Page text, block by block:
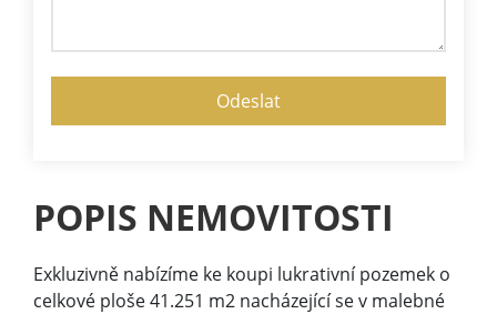
POPIS NEMOVITOSTI
Exkluzivně nabízíme ke koupi lukrativní pozemek o
celkové ploše 41.251 m2 nacházející se v malebné